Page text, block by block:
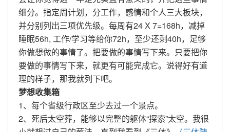
细分。指定周计划，分工作，感情和个人三大板块，
并分别列出三项优先级。每周有24 X 7=168h，减掉
睡眠56h, 工作/学习等给你72h，至少还剩40h，足够
你做想做的事情了。把要做的事情写下来。只要把你
要做的事情写下来，就更有可能完成它。说得好有道
理的样子，那我就列下吧。
梦想收集箱
1、每个省级行政区至少去过一个景点。
2、死后太空葬，能够以完整的躯体“探索”太空。我很